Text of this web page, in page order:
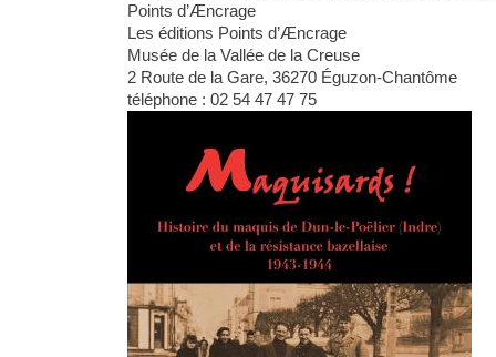
Points d’Æncrage
Les éditions Points d’Æncrage
Musée de la Vallée de la Creuse
2 Route de la Gare, 36270 Éguzon-Chantôme
téléphone : 02 54 47 47 75